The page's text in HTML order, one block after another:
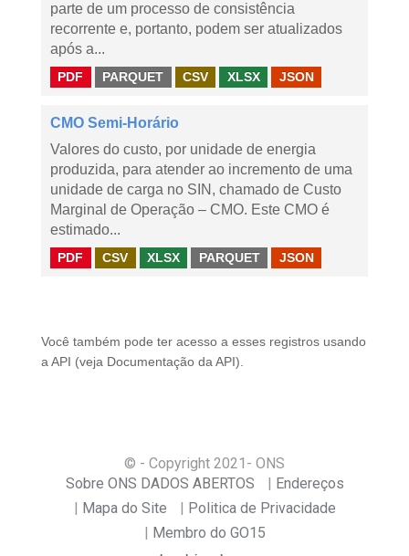
parte de um processo de consistência
recorrente e, portanto, podem ser atualizados
após a...
PDF PARQUET CSV XLSX JSON
CMO Semi-Horário
Valores do custo, por unidade de energia
produzida, para atender ao incremento de uma
unidade de carga no SIN, chamado de Custo
Marginal de Operação – CMO. Este CMO é
estimado...
PDF CSV XLSX PARQUET JSON
Você também pode ter acesso a esses registros usando
a API (veja Documentação da API ).
© - Copyright 2021 - ONS
Sobre ONS DADOS ABERTOS
Endereços
Mapa do Site
Politica de Privacidade
Membro do GO15